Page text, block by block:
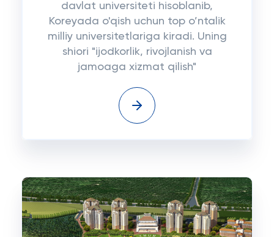
davlat universiteti hisoblanib,
Koreyada o'qish uchun top o’ntalik
milliy universitetlariga kiradi. Uning
shiori "ijodkorlik, rivojlanish va
jamoaga xizmat qilish"